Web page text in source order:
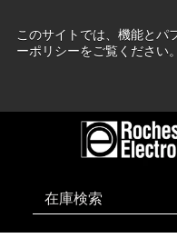
このサイトでは、機能とパ
ーポリシーをご覧ください。
検索